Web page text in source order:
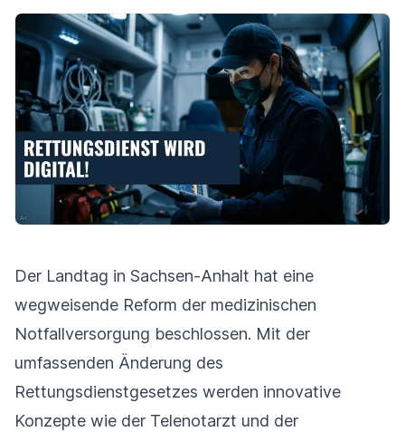
Der Landtag in Sachsen-Anhalt hat eine
wegweisende Reform der medizinischen
Notfallversorgung beschlossen. Mit der
umfassenden Änderung des
Rettungsdienstgesetzes werden innovative
Konzepte wie der Telenotarzt und der